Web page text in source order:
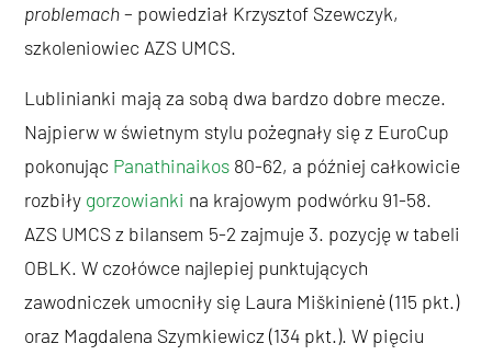
problemach– powiedział Krzysztof Szewczyk,
szkoleniowiec AZS UMCS.
Lublinianki mają za sobą dwa bardzo dobre mecze.
Najpierw w świetnym stylu pożegnały się z EuroCup
pokonując Panathinaikos 80-62, a później całkowicie
rozbiły gorzowianki na krajowym podwórku 91-58.
AZS UMCS z bilansem 5-2 zajmuje 3. pozycję w tabeli
OBLK. W czołówce najlepiej punktujących
zawodniczek umocniły się Laura Miškinienė (115 pkt.)
oraz Magdalena Szymkiewicz (134 pkt.). W pięciu